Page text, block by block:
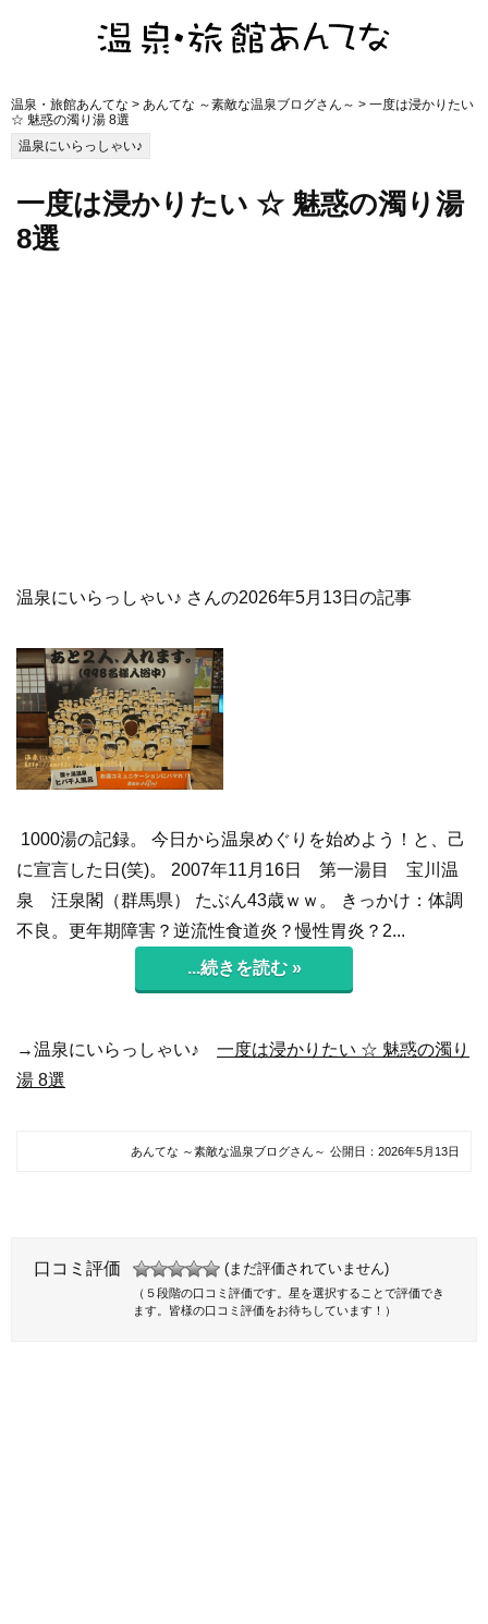
温泉・旅館あんてな > あんてな ～素敵な温泉ブログさん～ > 一度は浸かりたい
☆ 魅惑の濁り湯 8選
温泉にいらっしゃい♪
一度は浸かりたい ☆ 魅惑の濁り湯
8選
温泉にいらっしゃい♪ さんの2026年5月13日の記事
1000湯の記録。 今日から温泉めぐりを始めよう！と、己
に宣言した日(笑)。 2007年11月16日 第一湯目 宝川温
泉 汪泉閣（群馬県） たぶん43歳ｗｗ。 きっかけ：体調
不良。更年期障害？逆流性食道炎？慢性胃炎？2...
...続きを読む »
→温泉にいらっしゃい♪ 一度は浸かりたい ☆ 魅惑の濁り
湯 8選
あんてな ～素敵な温泉ブログさん～ 公開日： 2026年5月13日
口コミ評価 (まだ評価されていません)
（５段階の口コミ評価です。星を選択することで評価でき
ます。皆様の口コミ評価をお待ちしています！）